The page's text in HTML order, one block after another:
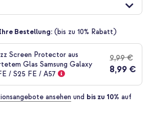
Bestellung: (bis zu 10% Rabatt)
Screen Protector aus
Glas Samsung Galaxy
/ S25 FE / A57
9,99 €
8,99 €
ansehen und bis zu 10% auf